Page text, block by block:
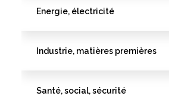
Energie, électricité
Industrie, matières premières
Santé, social, sécurité